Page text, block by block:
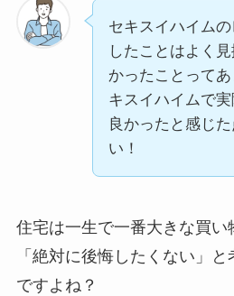
セキスイハイム
したことはよく
かったことって
キスイハイムで
良かったと感じ
い！
住宅は一生で一番大きな買い
「絶対に後悔したくない」
と
ですよね？